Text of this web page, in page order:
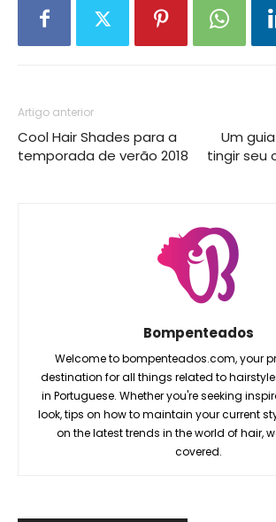
Artigo anterior
Cool Hair Shades para a
temporada de verão 2018
Um
tingir seu
Bompenteados
Welcome to bompenteados.com, your
destination for all things related to
in Portuguese. Whether you're seeking
look, tips on how to maintain your current
on the latest trends in the world of hair,
covered.